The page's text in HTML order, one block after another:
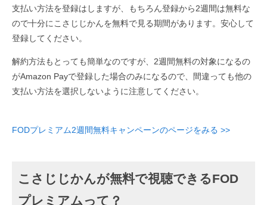
支払い方法を登録はしますが、もちろん登録から2週間は無料な
ので十分にこさじじかんを無料で見る期間があります。安心して
登録してください。
解約方法もとっても簡単なのですが、2週間無料の対象になるの
がAmazon Payで登録した場合のみになるので、間違っても他の
支払い方法を選択しないように注意してください。
FODプレミアム2週間無料キャンペーンのページをみる >>
こさじじかんが無料で視聴できるFOD
プレミアムって？